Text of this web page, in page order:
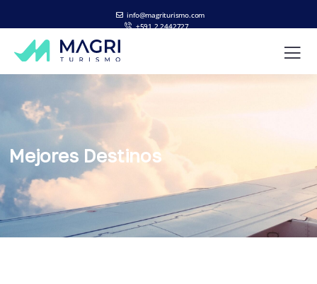
info@magriturismo.com
+591 2 2442727
Mejores Destinos